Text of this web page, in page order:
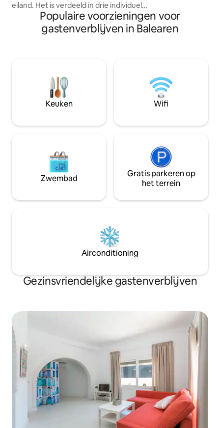
eiland. Het is verdeeld in drie individuele
appartementen met onafhankelijke
ingangen. APARTAMENTO "SOFIA"
bevindt zich op de benedenverdieping
een barbecue. Dit mooie studio-
appartement is ideaal voor stellen en
gezinnen die reizen met jonge kinderen.
van de Sierra
ca. 25m² bestaat
woon-/
minuten -
Geniet van het
Populaire voorzieningen voor
gastenverblijven in Balearen
Keuken Wifi
Zwembad
Gratis parkeren op
het terrein
Airconditioning
Gezinsvriendelijke gastenverblijven